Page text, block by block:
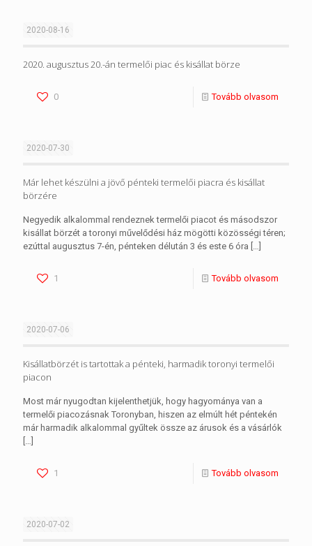
2020-08-16
2020. augusztus 20.-án termelői piac és kisállat börze
0 Tovább olvasom
2020-07-30
Már lehet készülni a jövő pénteki termelői piacra és kisállat
börzére
Negyedik alkalommal rendeznek termelői piacot és másodszor
kisállat börzét a toronyi művelődési ház mögötti közösségi téren;
ezúttal augusztus 7-én, pénteken délután 3 és este 6 óra […]
1 Tovább olvasom
2020-07-06
Kisállatbörzét is tartottak a pénteki, harmadik toronyi termelői
piacon
Most már nyugodtan kijelenthetjük, hogy hagyománya van a
termelői piacozásnak Toronyban, hiszen az elmúlt hét péntekén
már harmadik alkalommal gyűltek össze az árusok és a vásárlók
[…]
1 Tovább olvasom
2020-07-02